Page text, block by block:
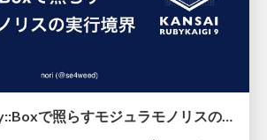
torikago - Ruby::Boxで照らすモジュラモノリスの実行境界